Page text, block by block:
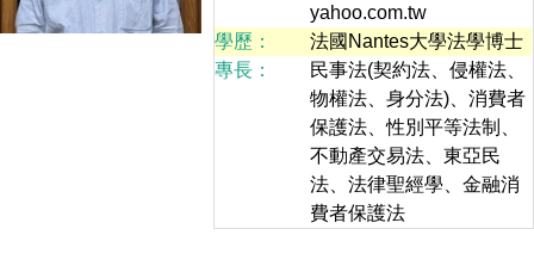
yahoo.com.tw
學歷：
法國Nantes大學法學博士
專長：
民事法(契約法、侵權法、
物權法、身分法)、消費者
保護法、性別平等法制、
不動產交易法、東亞民
法、法律聖經學、金融消
費者保護法